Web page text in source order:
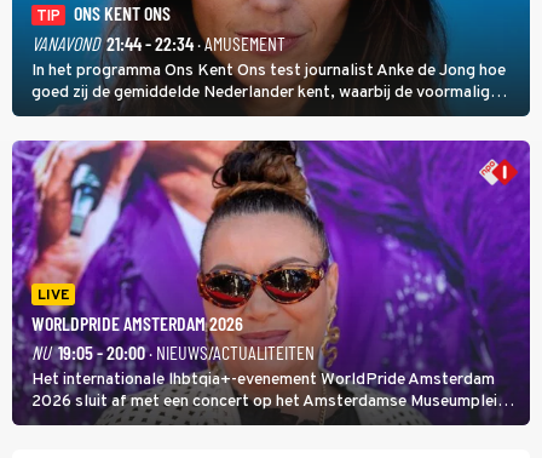
TIP
ONS KENT ONS
VANAVOND 21:44 - 22:34· AMUSEMENT
In het programma Ons Kent Ons test journalist Anke de Jong hoe
goed zij de gemiddelde Nederlander kent, waarbij de voormalig
hoofdredacteur van modebladen Glamour en Elle het samen met
rapper Keizer opneemt tegen Edson da Graça en Marc-Marie
Huijbregts.
LIVE
WORLDPRIDE AMSTERDAM 2026
NU 19:05 - 20:00· NIEUWS/ACTUALITEITEN
Het internationale lhbtqia+-evenement WorldPride Amsterdam
2026 sluit af met een concert op het Amsterdamse Museumplein.
Anita Doth is een van de optredende artiesten. In de jaren 90